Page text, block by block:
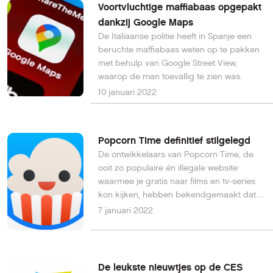
Voortvluchtige maffiabaas opgepakt
dankzij Google Maps
De Italiaanse politie heeft in Spanje een
beruchte maffiabaas weten op te pakken
met behulp van Google Street View,
waarop de man toevallig te zien was.
10 januari 2022
Popcorn Time definitief stilgelegd
De ontwikkelaars van Popcorn Time, de
ooit zo populaire én illegale website
waarmee je gratis naar films en tv-series
kon kijken, hebben bekendgemaakt dat
zij nu definitief stoppen.
7 januari 2022
De leukste nieuwtjes op de CES